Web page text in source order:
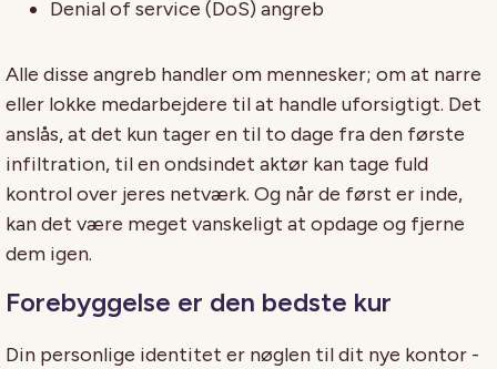
Denial of service (DoS) angreb
Alle disse angreb handler om mennesker; om at narre
eller lokke medarbejdere til at handle uforsigtigt. Det
anslås, at det kun tager en til to dage fra den første
infiltration, til en ondsindet aktør kan tage fuld
kontrol over jeres netværk. Og når de først er inde,
kan det være meget vanskeligt at opdage og fjerne
dem igen.
Forebyggelse er den bedste kur
Din personlige identitet er nøglen til dit nye kontor -